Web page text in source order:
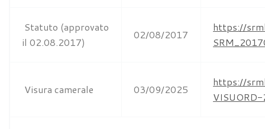
Statuto (approvato
il 02.08.2017)
02/08/2017
https://
Visura camerale 03/09/2025
https://